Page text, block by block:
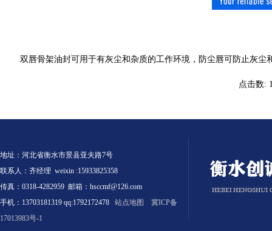
双唇骨架油封可用于有灰尘和杂质的工作环境，防尘唇可防止灰
点击数:
地址：河北省衡水市景县亚夫路7号
联系人：齐经理 weixin :15933825358
传真：0318-4282959 邮箱：hsccmf@126.com
手机：13703181319 qq:1792172478 站点地图
冀ICP备
17013983号-1